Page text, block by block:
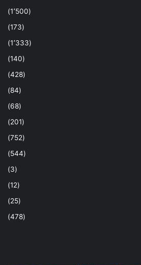
(1٬500)
(173)
(1٬333)
(140)
(428)
(84)
(68)
(201)
(752)
(544)
(3)
(12)
(25)
(478)